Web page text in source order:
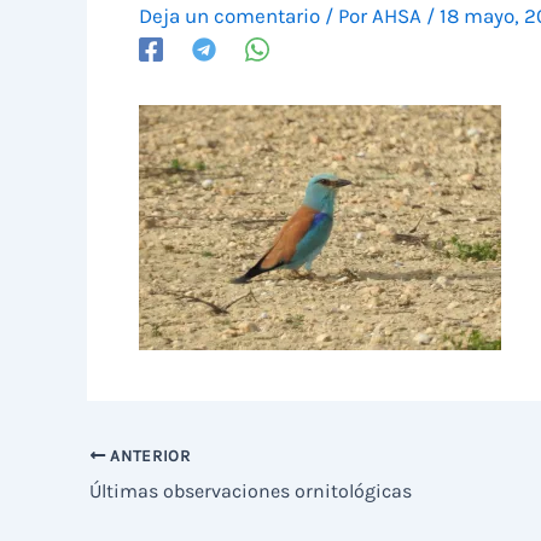
Deja un comentario / Por AHSA / 18 mayo,
ANTERIOR
Últimas observaciones ornitológicas